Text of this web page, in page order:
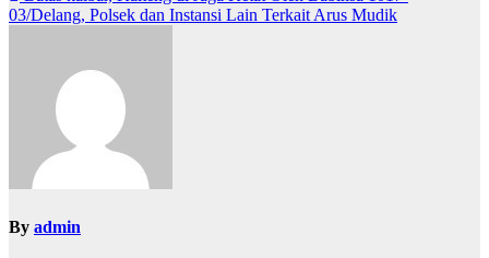
03/Delang, Polsek dan Instansi Lain Terkait Arus Mudik
By admin